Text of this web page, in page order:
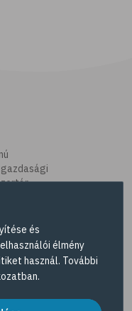
listáját és
és
élmény
használ. További
.